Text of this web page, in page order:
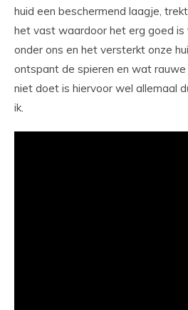
huid een beschermend laagje,
het vast waardoor het erg goed is
onder ons en het versterkt onze
ontspant de spieren en wat rauwe
niet doet is hiervoor wel allemaal
ik.